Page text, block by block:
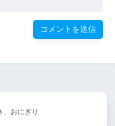
、おにぎり